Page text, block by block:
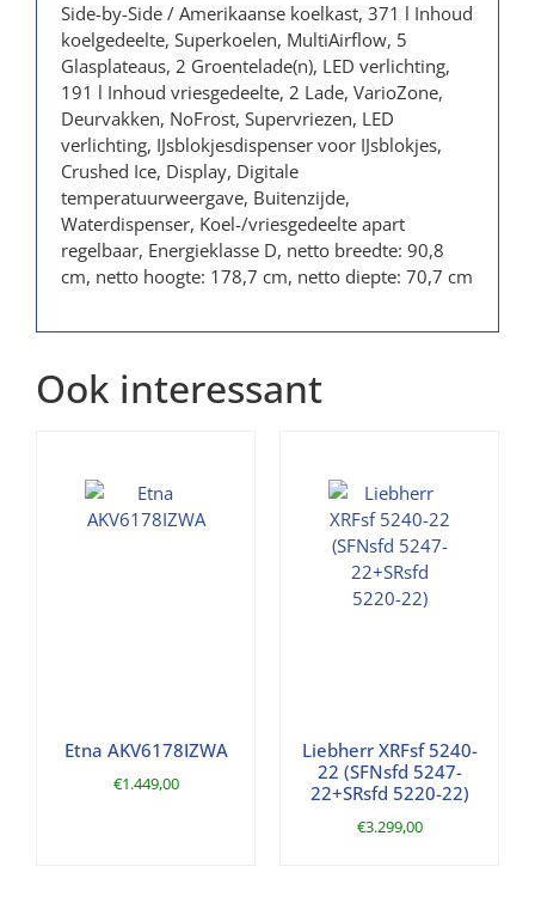
Side-by-Side / Amerikaanse koelkast, 371 l Inhoud
koelgedeelte, Superkoelen, MultiAirflow, 5
Glasplateaus, 2 Groentelade(n), LED verlichting,
191 l Inhoud vriesgedeelte, 2 Lade, VarioZone,
Deurvakken, NoFrost, Supervriezen, LED
verlichting, IJsblokjesdispenser voor IJsblokjes,
Crushed Ice, Display, Digitale
temperatuurweergave, Buitenzijde,
Waterdispenser, Koel-/vriesgedeelte apart
regelbaar, Energieklasse D, netto breedte: 90,8
cm, netto hoogte: 178,7 cm, netto diepte: 70,7 cm
Ook interessant
Etna AKV6178IZWA
€1.449,00
Liebherr XRFsf 5240-
22 (SFNsfd 5247-
22+SRsfd 5220-22)
€3.299,00